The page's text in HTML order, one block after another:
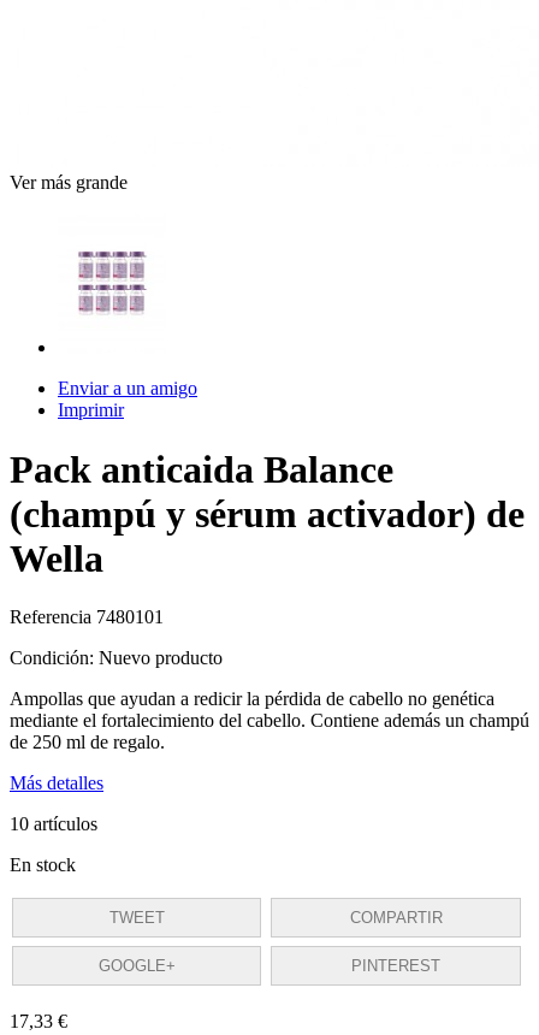
Ver más grande
Enviar a un amigo
Imprimir
Pack anticaida Balance
(champú y sérum activador) de
Wella
Referencia 7480101
Condición: Nuevo producto
Ampollas que ayudan a redicir la pérdida de cabello no genética
mediante el fortalecimiento del cabello. Contiene además un champú
de 250 ml de regalo.
Más detalles
10 artículos
En stock
TWEET COMPARTIR
GOOGLE+ PINTEREST
17,33 €